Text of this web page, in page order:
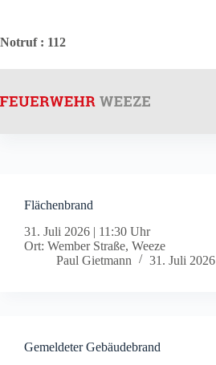
springen
Notruf: 112
Flächenbrand
31. Juli 2026 | 11:30 Uhr
Ort: Wember Straße, Weeze
Paul Gietmann
31. Juli 2026
Gemeldeter Gebäudebrand